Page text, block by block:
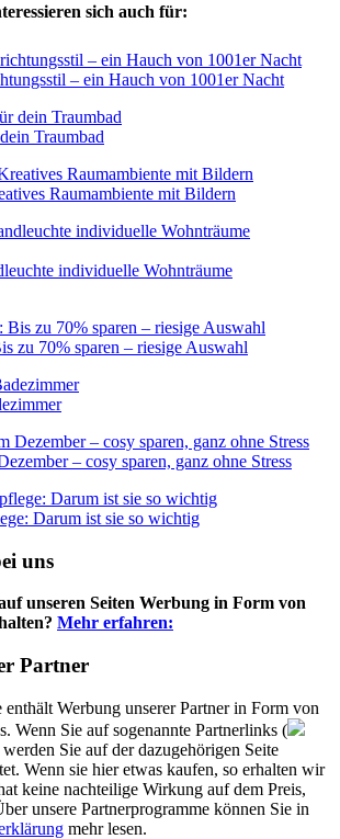
sich auch für:
– ein Hauch von 1001er Nacht
Traumbad
Raumambiente mit Bildern
individuelle Wohnträume
zu 70% sparen – riesige Auswahl
– cosy sparen, ganz ohne Stress
Darum ist sie so wichtig
uns
unseren Seiten Werbung in Form von
Mehr erfahren:
Partner
Werbung unserer Partner in Form von
Wenn Sie auf sogenannte Partnerlinks (
Sie auf der dazugehörigen Seite
Wenn sie hier etwas kaufen, so erhalten wir
keine nachteilige Wirkung auf dem Preis,
unsere Partnerprogramme können Sie in
mehr lesen.